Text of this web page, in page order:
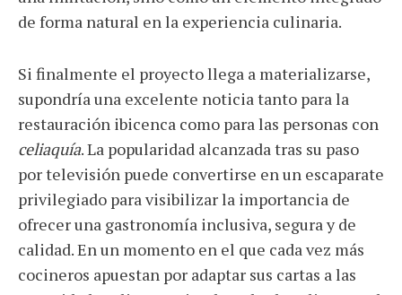
de forma natural en la experiencia culinaria.
Si finalmente el proyecto llega a materializarse,
supondría una excelente noticia tanto para la
restauración ibicenca como para las personas con
celiaquía. La popularidad alcanzada tras su paso
por televisión puede convertirse en un escaparate
privilegiado para visibilizar la importancia de
ofrecer una gastronomía inclusiva, segura y de
calidad. En un momento en el que cada vez más
cocineros apuestan por adaptar sus cartas a las